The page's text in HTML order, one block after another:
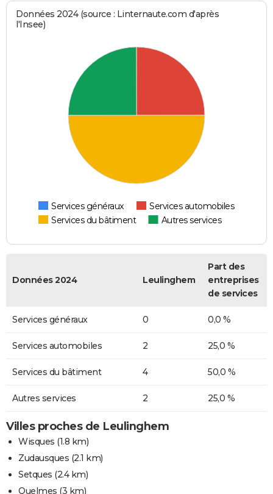
Données 2024 (source : Linternaute.com d'après
l'Insee)
Services généraux
Services automobiles
Services du bâtiment
Autres services
Données 2024 Leulinghem
Part des
entreprises
de services
Services généraux 0 0,0 %
Services automobiles 2 25,0 %
Services du bâtiment 4 50,0 %
Autres services 2 25,0 %
Villes proches de Leulinghem
Wisques (1.8 km)
Zudausques (2.1 km)
Setques (2.4 km)
Quelmes (3 km)